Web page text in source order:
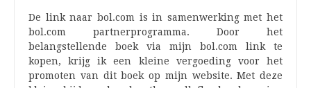
De link naar bol.com is in samenwerking met het
bol.com partnerprogramma. Door het
belangstellende boek via mijn bol.com link te
kopen, krijg ik een kleine vergoeding voor het
promoten van dit boek op mijn website. Met deze